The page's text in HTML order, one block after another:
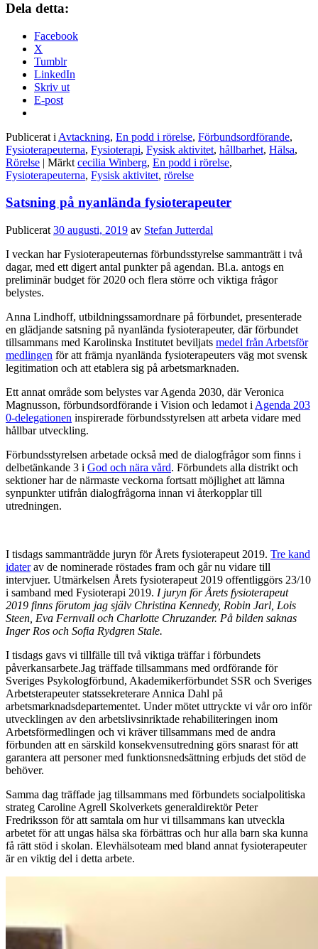
Dela detta:
Facebook
X
Tumblr
LinkedIn
Skriv ut
E-post
Publicerat i Avtackning, En podd i rörelse, Förbundsordförande,
Fysioterapeuterna, Fysioterapi, Fysisk aktivitet, hållbarhet, Hälsa,
Rörelse | Märkt cecilia Winberg, En podd i rörelse,
Fysioterapeuterna, Fysisk aktivitet, rörelse
Satsning på nyanlända fysioterapeuter
Publicerat 30 augusti, 2019 av Stefan Jutterdal
I veckan har Fysioterapeuternas förbundsstyrelse sammanträtt i två
dagar, med ett digert antal punkter på agendan. Bl.a. antogs en
preliminär budget för 2020 och flera större och viktiga frågor
belystes.
Anna Lindhoff, utbildningssamordnare på förbundet, presenterade
en glädjande satsning på nyanlända fysioterapeuter, där förbundet
tillsammans med Karolinska Institutet beviljats medel från Arbetsför
medlingen för att främja nyanlända fysioterapeuters väg mot svensk
legitimation och att etablera sig på arbetsmarknaden.
Ett annat område som belystes var Agenda 2030, där Veronica
Magnusson, förbundsordförande i Vision och ledamot i Agenda 203
0-delegationen inspirerade förbundsstyrelsen att arbeta vidare med
hållbar utveckling.
Förbundsstyrelsen arbetade också med de dialogfrågor som finns i
delbetänkande 3 i God och nära vård. Förbundets alla distrikt och
sektioner har de närmaste veckorna fortsatt möjlighet att lämna
synpunkter utifrån dialogfrågorna innan vi återkopplar till
utredningen.
I tisdags sammanträdde juryn för Årets fysioterapeut 2019. Tre kand
idaterav de nominerade röstades fram och går nu vidare till
intervjuer. Utmärkelsen Årets fysioterapeut 2019 offentliggörs 23/10
i samband med Fysioterapi 2019. I juryn för Årets fysioterapeut
2019 finns förutom jag själv Christina Kennedy, Robin Jarl, Lois
Steen, Eva Fernvall och Charlotte Chruzander. På bilden saknas
Inger Ros och Sofia Rydgren Stale.
I tisdags gavs vi tillfälle till två viktiga träffar i förbundets
påverkansarbete.Jag träffade tillsammans med ordförande för
Sveriges Psykologförbund, Akademikerförbundet SSR och Sveriges
Arbetsterapeuter statssekreterare Annica Dahl på
arbetsmarknadsdepartementet. Under mötet uttryckte vi vår oro inför
utvecklingen av den arbetslivsinriktade rehabiliteringen inom
Arbetsförmedlingen och vi kräver tillsammans med de andra
förbunden att en särskild konsekvensutredning görs snarast för att
garantera att personer med funktionsnedsättning erbjuds det stöd de
behöver.
Samma dag träffade jag tillsammans med förbundets socialpolitiska
strateg Caroline Agrell Skolverkets generaldirektör Peter
Fredriksson för att samtala om hur vi tillsammans kan utveckla
arbetet för att ungas hälsa ska förbättras och hur alla barn ska kunna
få rätt stöd i skolan. Elevhälsoteam med bland annat fysioterapeuter
är en viktig del i detta arbete.